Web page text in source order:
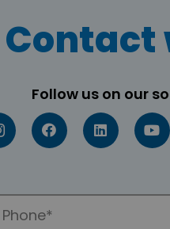
Contact
Follow us on our